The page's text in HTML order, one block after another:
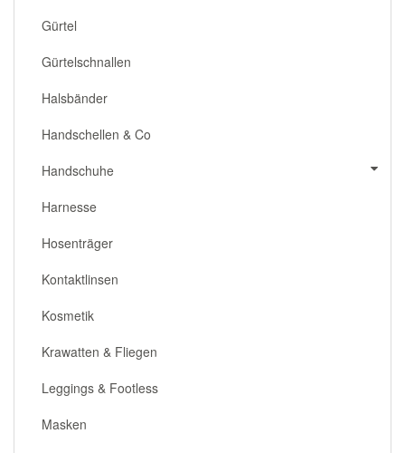
Gürtel
Gürtelschnallen
Halsbänder
Handschellen & Co
Handschuhe
Harnesse
Hosenträger
Kontaktlinsen
Kosmetik
Krawatten & Fliegen
Leggings & Footless
Masken